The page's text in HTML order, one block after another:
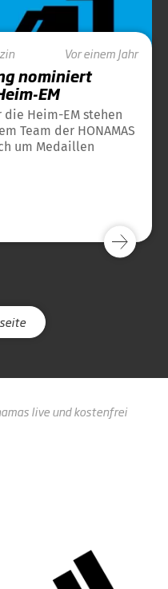
Vor einem Jahr
nominiert
EM
Heim-EM stehen
Team der HONAMAS
um Medaillen
live und kostenfrei